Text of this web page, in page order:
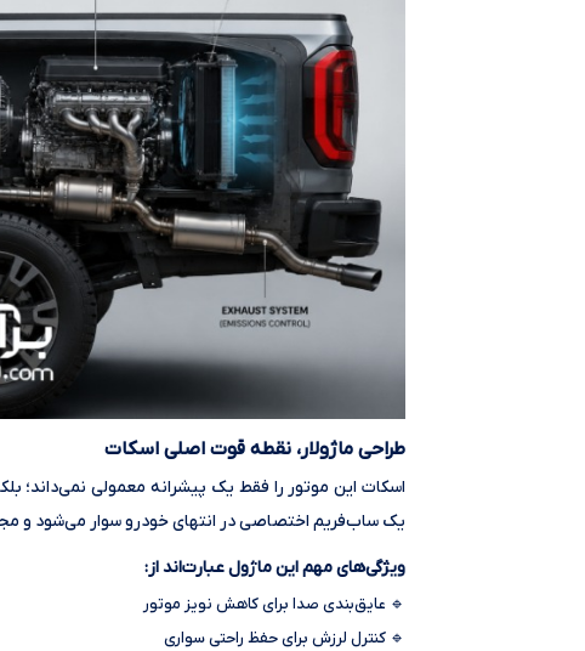
طراحی ماژولار، نقطه قوت اصلی اسکات
اسکات این موتور را فقط یک پیشرانه معمولی نمی‌داند؛
یک ساب‌فریم اختصاصی در انتهای خودرو سوار می‌شود و
ویژگی‌های مهم این ماژول عبارت‌اند از:
🔹 عایق‌بندی صدا برای کاهش نویز موتور
🔹 کنترل لرزش برای حفظ راحتی سواری